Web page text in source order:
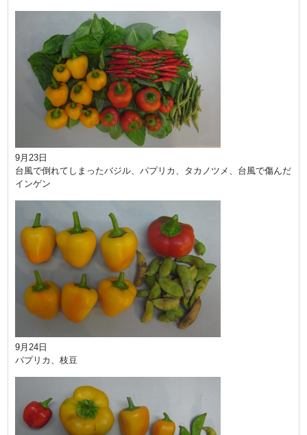
9月23日
台風で倒れてしまったバジル、パプリカ、タカノツメ、台風で傷んだ
インゲン
9月24日
パプリカ、枝豆